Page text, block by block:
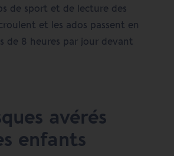
de sport et de lecture des
et les ados passent en
de 8 heures par jour devant
avérés
enfants